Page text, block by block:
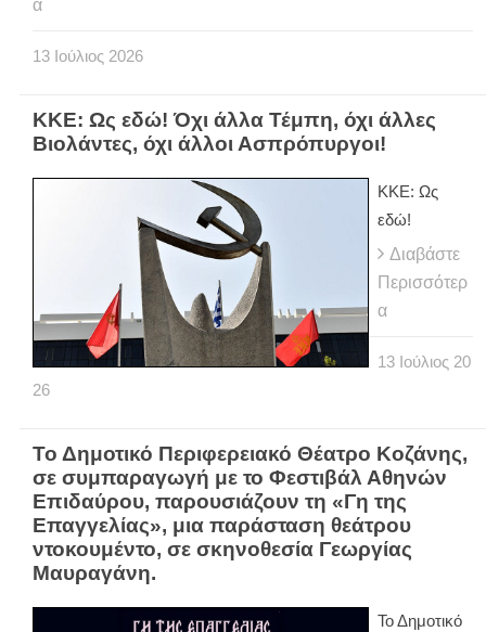
α
13 Ιούλιος 2026
ΚΚΕ: Ως εδώ! Όχι άλλα Τέμπη, όχι άλλες
Βιολάντες, όχι άλλοι Ασπρόπυργοι!
ΚΚΕ: Ως
εδώ!
Διαβάστε
Περισσότερ
α
13 Ιούλιος 20
26
Το Δημοτικό Περιφερειακό Θέατρο Κοζάνης,
σε συμπαραγωγή με το Φεστιβάλ Αθηνών
Επιδαύρου, παρουσιάζουν τη «Γη της
Επαγγελίας», μια παράσταση θεάτρου
ντοκουμέντο, σε σκηνοθεσία Γεωργίας
Μαυραγάνη.
Το Δημοτικό